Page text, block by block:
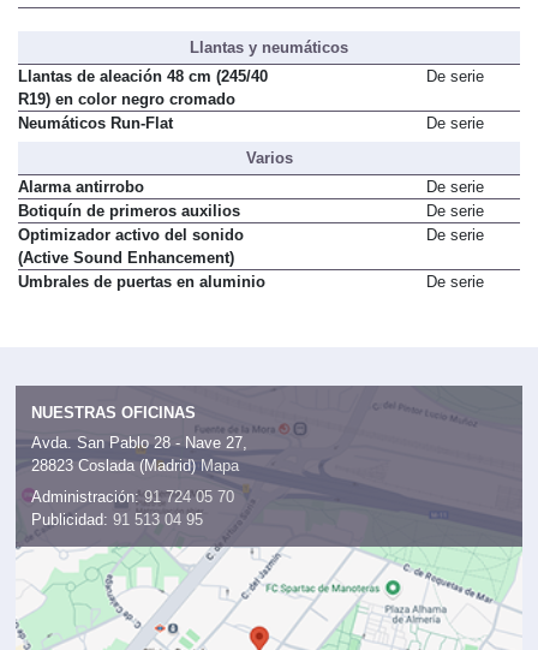
Llantas y neumáticos
Llantas de aleación 48 cm (245/40
R19) en color negro cromado
De serie
Neumáticos Run-Flat
De serie
Varios
Alarma antirrobo
De serie
Botiquín de primeros auxilios
De serie
Optimizador activo del sonido
(Active Sound Enhancement)
De serie
Umbrales de puertas en aluminio De serie
NUESTRAS OFICINAS
Avda. San Pablo 28 - Nave 27,
28823 Coslada (Madrid) Mapa
Administración: 91 724 05 70
Publicidad: 91 513 04 95